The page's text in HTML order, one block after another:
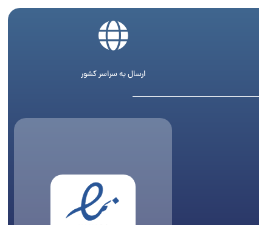
ارسال به سراسر کشور